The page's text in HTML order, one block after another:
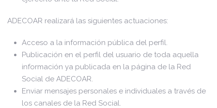
ADECOAR realizará las siguientes actuaciones:
Acceso a la información pública del perfil.
Publicación en el perfil del usuario de toda aquella
información ya publicada en la página de la Red
Social de ADECOAR.
Enviar mensajes personales e individuales a través de
los canales de la Red Social.